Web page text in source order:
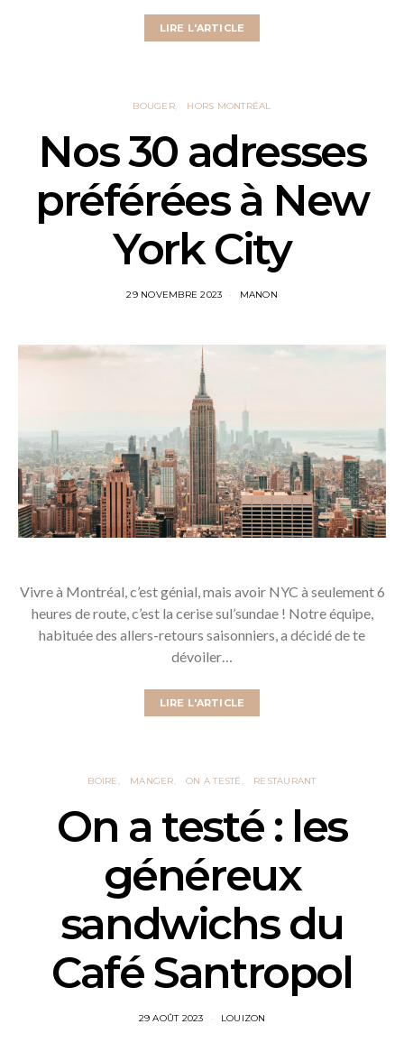
LIRE L'ARTICLE
BOUGER HORS MONTRÉAL
Nos 30 adresses
préférées à New
York City
29 NOVEMBRE 2023 MANON
Vivre à Montréal, c’est génial, mais avoir NYC à seulement 6
heures de route, c’est la cerise sul’sundae ! Notre équipe,
habituée des allers-retours saisonniers, a décidé de te
dévoiler…
LIRE L'ARTICLE
BOIRE MANGER ON A TESTÉ RESTAURANT
On a testé : les
généreux
sandwichs du
Café Santropol
29 AOÛT 2023 LOUIZON